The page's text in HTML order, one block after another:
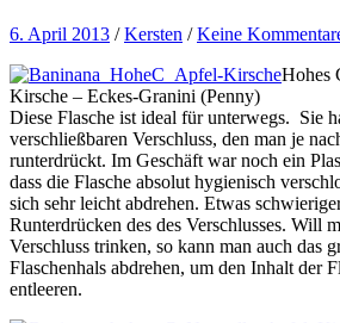
6. April 2013 /Kersten /Keine
Hohes
Kirsche – Eckes-Granini (Penny)
Diese Flasche ist ideal für unterwegs. Sie
verschließbaren Verschluss, den man je
runterdrückt. Im Geschäft war noch ein
dass die Flasche absolut hygienisch
sich sehr leicht abdrehen. Etwas
Runterdrücken des des Verschlusses. Will
Verschluss trinken, so kann man auch das
Flaschenhals abdrehen, um den Inhalt der
entleeren.